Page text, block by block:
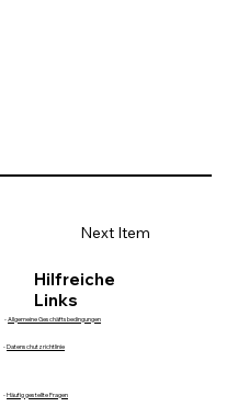
Next Item
Hilfreiche
Links
-Allgemeine Geschäftsbedingungen
-Datenschutzrichtlinie
-Häufig gestellte Fragen